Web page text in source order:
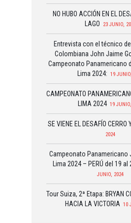
NO HUBO ACCIÓN EN EL
LAGO
23 JUNIO,
Entrevista con el técnico
Colombiana John Jaime
Campeonato Panamericano
Lima 2024: 19
CAMPEONATO
LIMA 2024 19
SE VIENE EL DESAFÍO CERRO
2024
Campeonato Panamericano
Lima 2024 – PERÚ del 19
JUNIO, 2024
Tour Suiza, 2ª Etapa: BRYAN
HACIA LA VICTORIA 10